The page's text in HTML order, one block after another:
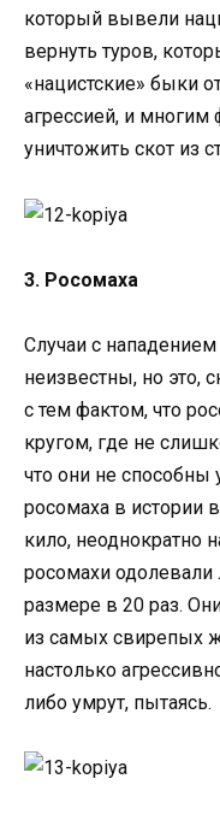
который вывели
вернуть туров,
«нацистские» быки
агрессией, и
уничтожить скот из
3. Росомаха
Случаи с
неизвестны, но это,
с тем фактом, что
кругом, где не
что они не способны
росомаха в истории
кило, неоднократно
росомахи одолевали
размере в 20 раз.
из самых свирепых
настолько
либо умрут, пытаясь.